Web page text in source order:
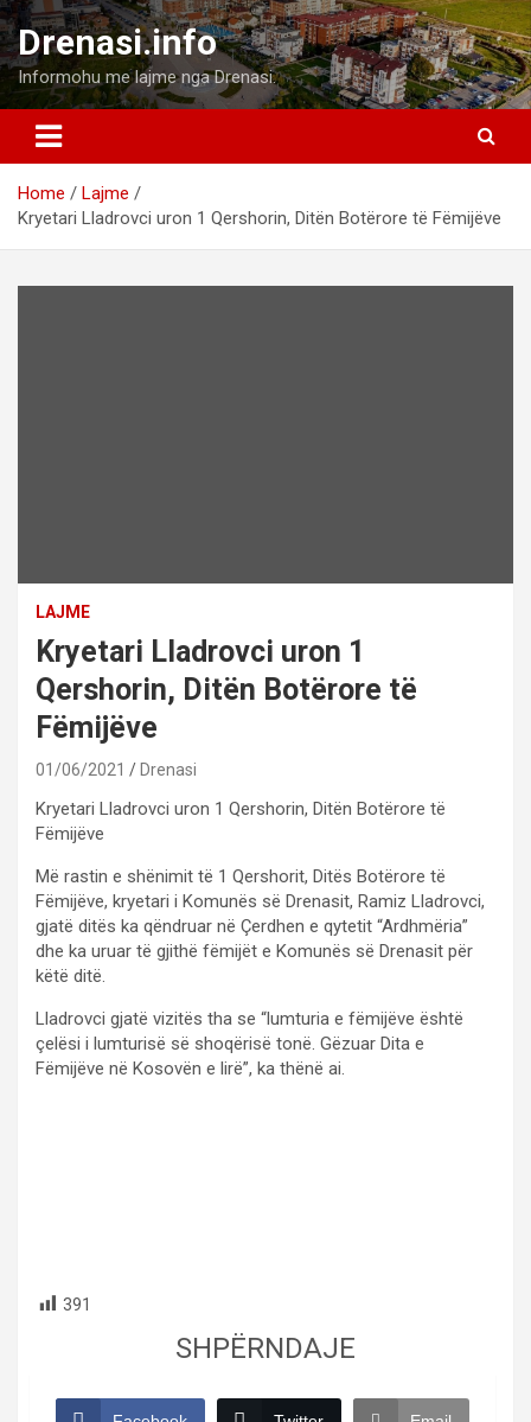
Skip
to
content
Drenasi.info
Informohu me lajme nga Drenasi.
Home
Lajme
Kryetari Lladrovci uron 1 Qershorin, Ditën Botërore të Fëmijëve
LAJME
Kryetari Lladrovci uron 1
Qershorin, Ditën Botërore të
Fëmijëve
01/06/2021 Drenasi
Kryetari Lladrovci uron 1 Qershorin, Ditën Botërore të
Fëmijëve
Më rastin e shënimit të 1 Qershorit, Ditës Botërore të
Fëmijëve, kryetari i Komunës së Drenasit, Ramiz Lladrovci,
gjatë ditës ka qëndruar në Çerdhen e qytetit “Ardhmëria”
dhe ka uruar të gjithë fëmijët e Komunës së Drenasit për
këtë ditë.
Lladrovci gjatë vizitës tha se “lumturia e fëmijëve është
çelësi i lumturisë së shoqërisë tonë. Gëzuar Dita e
Fëmijëve në Kosovën e lirë”, ka thënë ai.
391
SHPËRNDAJE